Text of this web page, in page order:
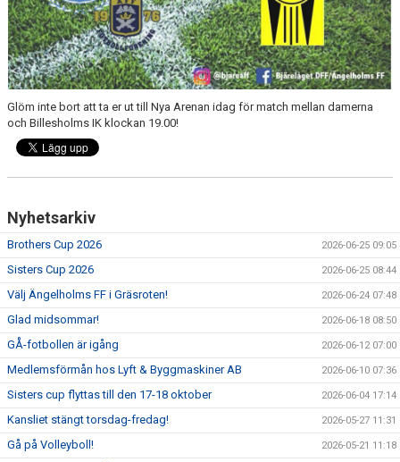
Glöm inte bort att ta er ut till Nya Arenan idag för match mellan damerna
och Billesholms IK klockan 19.00!
Nyhetsarkiv
Brothers Cup 2026 2026-06-25 09:05
Sisters Cup 2026 2026-06-25 08:44
Välj Ängelholms FF i Gräsroten! 2026-06-24 07:48
Glad midsommar! 2026-06-18 08:50
GÅ-fotbollen är igång 2026-06-12 07:00
Medlemsförmån hos Lyft & Byggmaskiner AB 2026-06-10 07:36
Sisters cup flyttas till den 17-18 oktober 2026-06-04 17:14
Kansliet stängt torsdag-fredag! 2026-05-27 11:31
Gå på Volleyboll! 2026-05-21 11:18